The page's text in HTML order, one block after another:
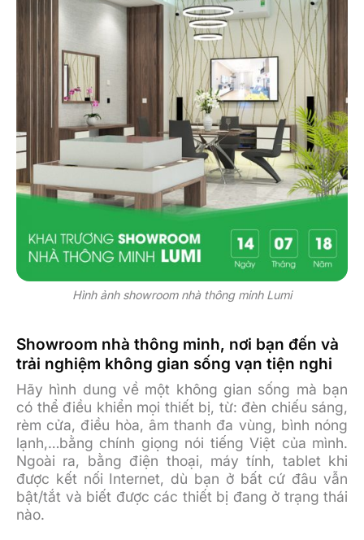
Hình ảnh showroom nhà thông minh Lumi
Showroom nhà thông minh, nơi bạn đến và
trải nghiệm không gian sống vạn tiện nghi
Hãy hình dung về một không gian sống mà bạn
có thể điều khiển mọi thiết bị, từ: đèn chiếu sáng,
rèm cửa, điều hòa, âm thanh đa vùng, bình nóng
lạnh,…bằng chính giọng nói tiếng Việt của mình.
Ngoài ra, bằng điện thoại, máy tính, tablet khi
được kết nối Internet, dù bạn ở bất cứ đâu vẫn
bật/tắt và biết được các thiết bị đang ở trạng thái
nào.